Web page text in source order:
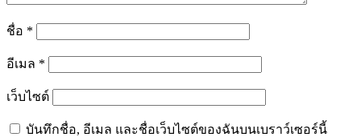
ชื่อ *
อีเมล *
เว็บไซต์
บันทึกชื่อ, อีเมล และชื่อเว็บไซต์ของฉันบนเบราว์เซอร์นี้